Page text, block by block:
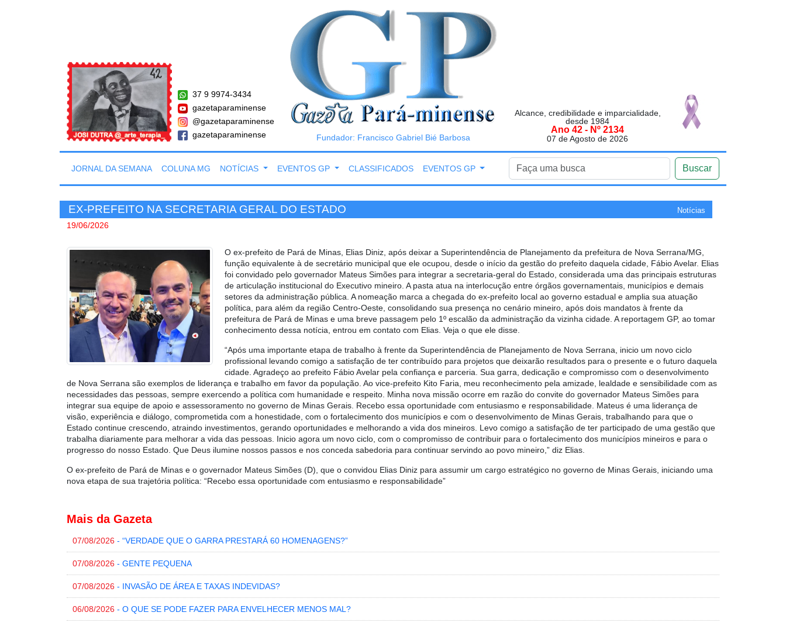
37 9 9974-3434
gazetaparaminense
@gazetaparaminense
gazetaparaminense
Fundador: Francisco Gabriel Bié Barbosa
Alcance, credibilidade e imparcialidade,
desde 1984
Ano 42 - Nº 2134
07 de Agosto de 2026
JORNAL DA SEMANA COLUNA MG NOTÍCIAS EVENTOS GP CLASSIFICADOS EVENTOS GP Buscar
EX-PREFEITO NA SECRETARIA GERAL DO ESTADO Notícias
19/06/2026
O ex-prefeito de Pará de Minas, Elias Diniz, após deixar a Superintendência de Planejamento da prefeitura de Nova Serrana/MG,
função equivalente à de secretário municipal que ele ocupou, desde o início da gestão do prefeito daquela cidade, Fábio Avelar. Elias
foi convidado pelo governador Mateus Simões para integrar a secretaria-geral do Estado, considerada uma das principais estruturas
de articulação institucional do Executivo mineiro. A pasta atua na interlocução entre órgãos governamentais, municípios e demais
setores da administração pública. A nomeação marca a chegada do ex-prefeito local ao governo estadual e amplia sua atuação
política, para além da região Centro-Oeste, consolidando sua presença no cenário mineiro, após dois mandatos à frente da
prefeitura de Pará de Minas e uma breve passagem pelo 1º escalão da administração da vizinha cidade. A reportagem GP, ao tomar
conhecimento dessa notícia, entrou em contato com Elias. Veja o que ele disse.
“Após uma importante etapa de trabalho à frente da Superintendência de Planejamento de Nova Serrana, inicio um novo ciclo
profissional levando comigo a satisfação de ter contribuído para projetos que deixarão resultados para o presente e o futuro daquela
cidade. Agradeço ao prefeito Fábio Avelar pela confiança e parceria. Sua garra, dedicação e compromisso com o desenvolvimento
de Nova Serrana são exemplos de liderança e trabalho em favor da população. Ao vice-prefeito Kito Faria, meu reconhecimento pela amizade, lealdade e sensibilidade com as
necessidades das pessoas, sempre exercendo a política com humanidade e respeito. Minha nova missão ocorre em razão do convite do governador Mateus Simões para
integrar sua equipe de apoio e assessoramento no governo de Minas Gerais. Recebo essa oportunidade com entusiasmo e responsabilidade. Mateus é uma liderança de
visão, experiência e diálogo, comprometida com a honestidade, com o fortalecimento dos municípios e com o desenvolvimento de Minas Gerais, trabalhando para que o
Estado continue crescendo, atraindo investimentos, gerando oportunidades e melhorando a vida dos mineiros. Levo comigo a satisfação de ter participado de uma gestão que
trabalha diariamente para melhorar a vida das pessoas. Inicio agora um novo ciclo, com o compromisso de contribuir para o fortalecimento dos municípios mineiros e para o
progresso do nosso Estado. Que Deus ilumine nossos passos e nos conceda sabedoria para continuar servindo ao povo mineiro,” diz Elias.
O ex-prefeito de Pará de Minas e o governador Mateus Simões (D), que o convidou Elias Diniz para assumir um cargo estratégico no governo de Minas Gerais, iniciando uma
nova etapa de sua trajetória política: “Recebo essa oportunidade com entusiasmo e responsabilidade”
Mais da Gazeta
07/08/2026 - “VERDADE QUE O GARRA PRESTARÁ 60 HOMENAGENS?”
07/08/2026 - GENTE PEQUENA
07/08/2026 - INVASÃO DE ÁREA E TAXAS INDEVIDAS?
06/08/2026 - O QUE SE PODE FAZER PARA ENVELHECER MENOS MAL?